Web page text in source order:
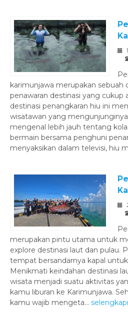
karimunjawa merupakan sebuah
penawaran destinasi yang cukup
destinasi penangkaran hiu ini
wisatawan yang
mengenal lebih jauh tentang
bermain bersama penghuni
menyaksikan dalam televisi, hiu
merupakan pintu utama untuk
explore destinasi laut dan pulau.
tempat bersandarnya kapal
Menikmati keindahan destinasi
wisata menjadi suatu aktivitas
kamu liburan ke Karimunjawa.
kamu wajib mengeta...